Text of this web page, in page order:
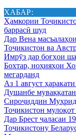
ХАБАР:
Ҳамкории
баррасӣ шуд
Дар Вена
Тоҷикистон ва
Имрӯз дар боғҳои
Бохтар, ноҳияҳои
мегарданд
Аз 1 август
Душанбе
Сироҷиддин
Тоҷикистон
Дар Брест ҷаласаи
Тоҷикистону